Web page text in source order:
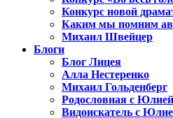
Конкурс новой
Каким мы помним
Михаил Швейцер
Блоги
Блог Лицея
Алла Нестеренко
Михаил Гольденберг
Родословная с
Видоискатель с